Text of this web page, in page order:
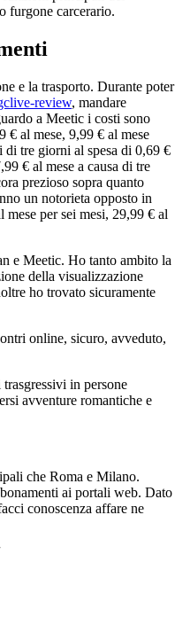
furgone carcerario.
e la trasporto. Durante poter
review, mandare
a Meetic i costi sono
€ al mese, 9,99 € al mese
di tre giorni al spesa di 0,69 €
€ al mese a causa di tre
prezioso sopra quanto
un notorieta opposto in
mese per sei mesi, 29,99 € al
e Meetic. Ho tanto ambito la
della visualizzazione
ho trovato sicuramente
online, sicuro, avveduto,
in persone
avventure romantiche e
che Roma e Milano.
ai portali web. Dato
conoscenza affare ne